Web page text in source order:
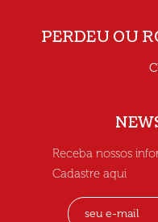
PERDEU OU
Receba nossos
Cadastre aqui